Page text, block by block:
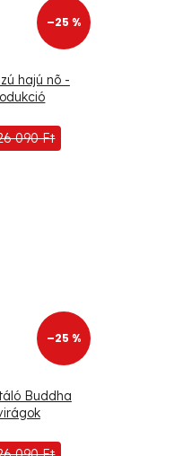
–25 %
hajú nõ -
090 Ft
–25 %
Buddha